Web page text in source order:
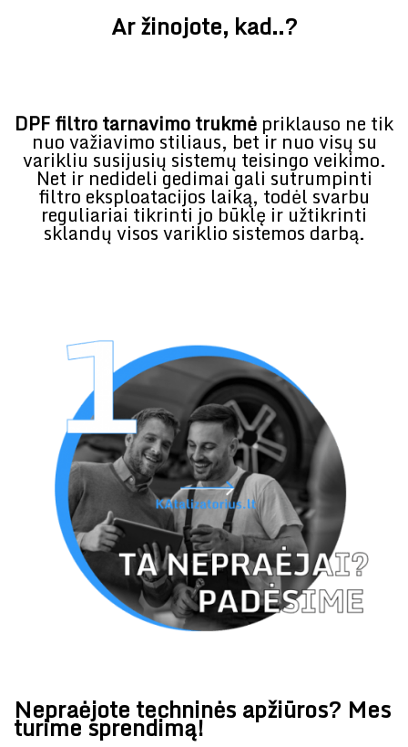
Ar žinojote, kad..?
DPF filtro tarnavimo trukmė priklauso ne tik
nuo važiavimo stiliaus, bet ir nuo visų su
varikliu susijusių sistemų teisingo veikimo.
Net ir nedideli gedimai gali sutrumpinti
filtro eksploatacijos laiką, todėl svarbu
reguliariai tikrinti jo būklę ir užtikrinti
sklandų visos variklio sistemos darbą.
Nepraėjote techninės apžiūros? Mes
turime sprendimą!